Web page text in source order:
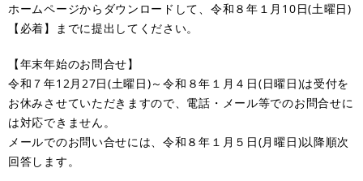
ホームページからダウンロードして、令和８年１月10日(土曜日)
【必着】までに提出してください。
【年末年始のお問合せ】
令和７年12月27日(土曜日)～令和８年１月４日(日曜日)は受付を
お休みさせていただきますので、電話・メール等でのお問合せに
は対応できません。
メールでのお問い合せには、令和８年１月５日(月曜日)以降順次
回答します。